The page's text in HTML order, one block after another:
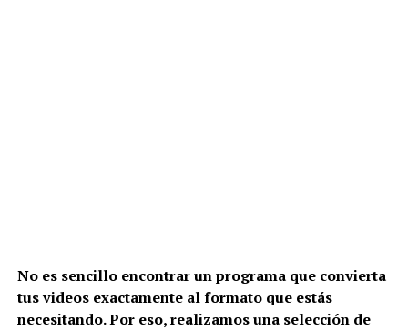
No es sencillo encontrar un programa que convierta
tus videos exactamente al formato que estás
necesitando. Por eso, realizamos una selección de